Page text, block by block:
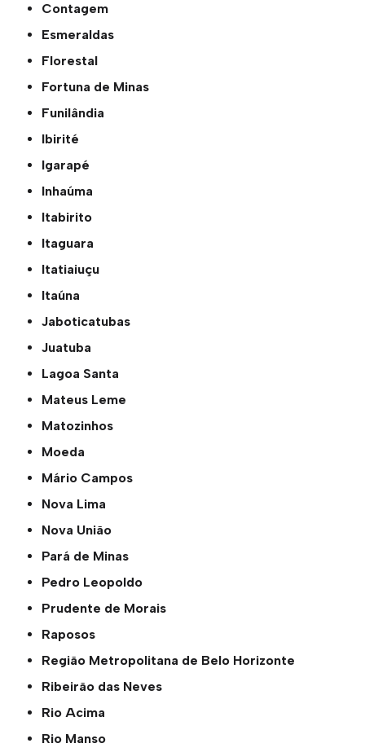
Contagem
Esmeraldas
Florestal
Fortuna de Minas
Funilândia
Ibirité
Igarapé
Inhaúma
Itabirito
Itaguara
Itatiaiuçu
Itaúna
Jaboticatubas
Juatuba
Lagoa Santa
Mateus Leme
Matozinhos
Moeda
Mário Campos
Nova Lima
Nova União
Pará de Minas
Pedro Leopoldo
Prudente de Morais
Raposos
Região Metropolitana de Belo Horizonte
Ribeirão das Neves
Rio Acima
Rio Manso